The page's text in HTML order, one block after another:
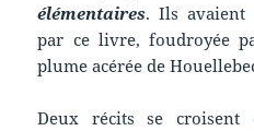
élémentaires. Ils avaient
par ce livre, foudroyée
plume acérée de
Deux récits se croisent